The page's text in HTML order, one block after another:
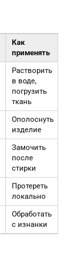
Как
применять
Растворить
в воде,
погрузить
ткань
Ополоснуть
изделие
Замочить
после
стирки
Протереть
локально
Обработать
с изнанки